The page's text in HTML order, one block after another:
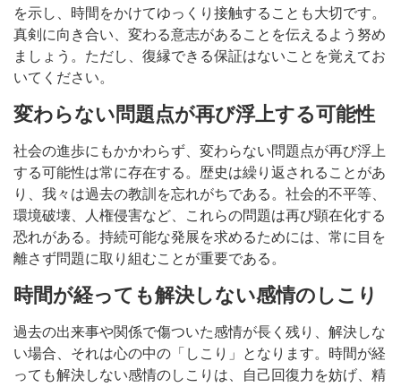
を示し、時間をかけてゆっくり接触することも大切です。
真剣に向き合い、変わる意志があることを伝えるよう努め
ましょう。ただし、復縁できる保証はないことを覚えてお
いてください。
変わらない問題点が再び浮上する可能性
社会の進歩にもかかわらず、変わらない問題点が再び浮上
する可能性は常に存在する。歴史は繰り返されることがあ
り、我々は過去の教訓を忘れがちである。社会的不平等、
環境破壊、人権侵害など、これらの問題は再び顕在化する
恐れがある。持続可能な発展を求めるためには、常に目を
離さず問題に取り組むことが重要である。
時間が経っても解決しない感情のしこり
過去の出来事や関係で傷ついた感情が長く残り、解決しな
い場合、それは心の中の「しこり」となります。時間が経
っても解決しない感情のしこりは、自己回復力を妨げ、精